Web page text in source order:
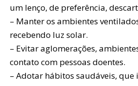
um lenço, de preferência,
– Manter os ambientes
recebendo luz solar.
– Evitar aglomerações,
contato com pessoas doentes.
– Adotar hábitos saudáveis, que